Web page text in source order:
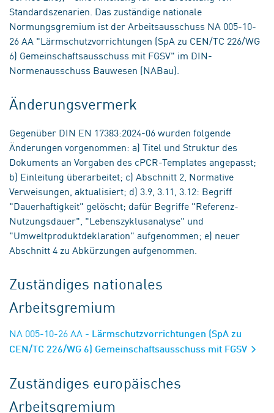
Standardszenarien. Das zuständige nationale
Normungsgremium ist der Arbeitsausschuss NA 005-10-
26 AA "Lärmschutzvorrichtungen (SpA zu CEN/TC 226/WG
6) Gemeinschaftsausschuss mit FGSV" im DIN-
Normenausschuss Bauwesen (NABau).
Änderungsvermerk
Gegenüber DIN EN 17383:2024-06 wurden folgende
Änderungen vorgenommen: a) Titel und Struktur des
Dokuments an Vorgaben des cPCR-Templates angepasst;
b) Einleitung überarbeitet; c) Abschnitt 2, Normative
Verweisungen, aktualisiert; d) 3.9, 3.11, 3.12: Begriff
"Dauerhaftigkeit" gelöscht; dafür Begriffe "Referenz-
Nutzungsdauer", "Lebenszyklusanalyse" und
"Umweltproduktdeklaration" aufgenommen; e) neuer
Abschnitt 4 zu Abkürzungen aufgenommen.
Zuständiges nationales
Arbeitsgremium
NA 005-10-26 AA - Lärmschutzvorrichtungen (SpA zu
CEN/TC 226/WG 6) Gemeinschaftsausschuss mit FGSV
Zuständiges europäisches
Arbeitsgremium